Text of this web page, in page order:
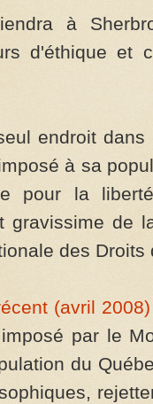
à
d'éthique et
endroit
à sa
pour la
gravissime de
des Droits
(avril
imposé par le
du